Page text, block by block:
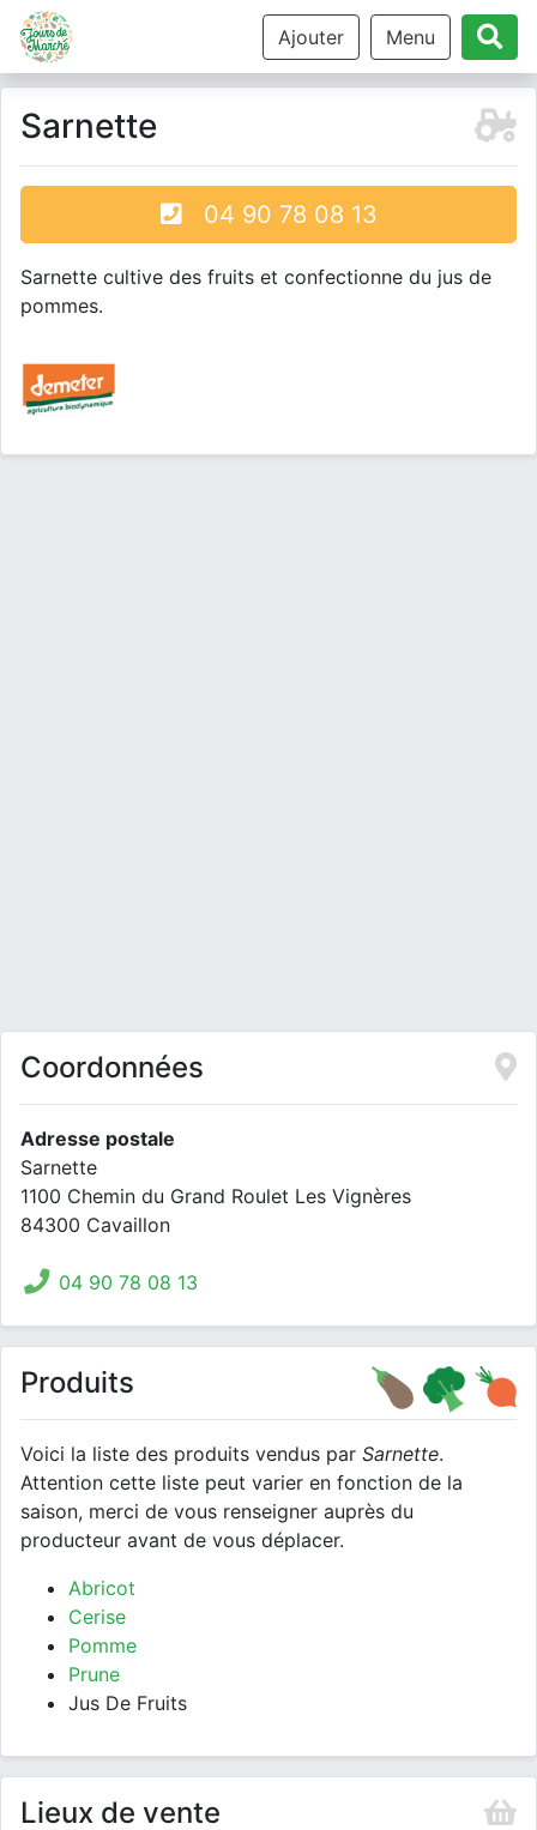
Ajouter Menu
Sarnette
04 90 78 08 13
Sarnette cultive des fruits et confectionne du jus de
pommes.
Coordonnées
Adresse postale
Sarnette
1100 Chemin du Grand Roulet Les Vignères
84300 Cavaillon
04 90 78 08 13
Produits
Voici la liste des produits vendus par Sarnette.
Attention cette liste peut varier en fonction de la
saison, merci de vous renseigner auprès du
producteur avant de vous déplacer.
Abricot
Cerise
Pomme
Prune
Jus De Fruits
Lieux de vente